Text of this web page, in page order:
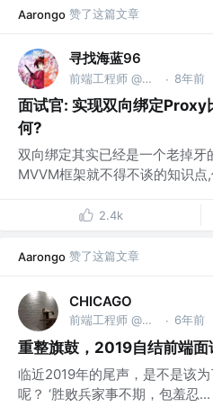
Aarongo 赞了这篇文章
寻找海蓝96
前端工程师 @寻找海蓝 · 8年前
面试官: 实现双向绑定
何?
双向绑定其实已经是一个老掉牙
MVVM框架就不得不谈的知识点
2.4k
Aarongo 赞了这篇文章
CHICAGO
前端工程师 @字节眺动 阿里粑粑 滕迅 · 6年前
重整旗鼓，2019自结前端面
临近2019年的尾声，是不是该
呢？ ‘胜败兵家事不期，包羞忍...